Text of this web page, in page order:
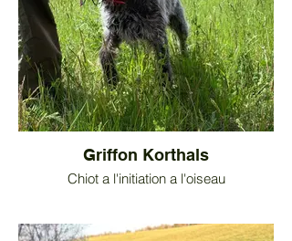
Griffon Korthals
Chiot a l'initiation a l'oiseau